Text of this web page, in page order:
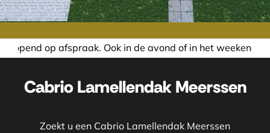
Ook in de avond of in het weekend nemen wij graag de
Cabrio Lamellendak Meerssen
Zoekt u een Cabrio Lamellendak Meerssen